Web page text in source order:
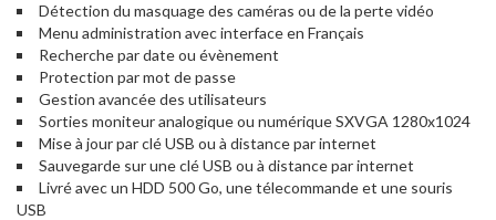
Détection du masquage des caméras ou de la perte vidéo
Menu administration avec interface en Français
Recherche par date ou évènement
Protection par mot de passe
Gestion avancée des utilisateurs
Sorties moniteur analogique ou numérique SXVGA 1280x1024
Mise à jour par clé USB ou à distance par internet
Sauvegarde sur une clé USB ou à distance par internet
Livré avec un HDD 500 Go, une télecommande et une souris
USB